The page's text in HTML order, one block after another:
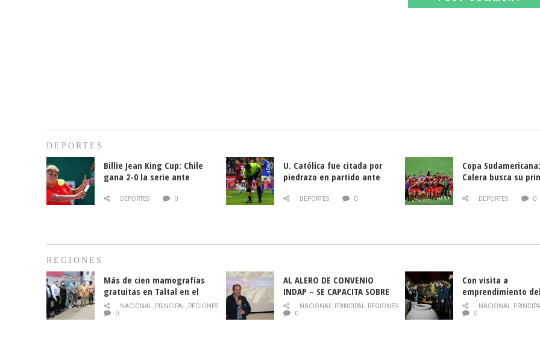
DEPORTES
Billie Jean King Cup: Chile
gana 2-0 la serie ante
DEPORTES 0
U. Católica fue citada por
piedrazo en partido ante
DEPORTES 0
Copa
Calera busca su
DEPORTES 0
REGIONES
Más de cien mamografías
gratuitas en Taltal en el
mes de la prevención del
cáncer de mama
NACIONAL, PRINCIPAL, REGIONES
0
AL ALERO DE CONVENIO
INDAP – SE CAPACITA SOBRE
PLAGA DROSOPHILA SUZUKII
NACIONAL, PRINCIPAL, REGIONES
0
Con visita a
emprendimiento
y llamado al
historia campesina
NACIONAL,
0